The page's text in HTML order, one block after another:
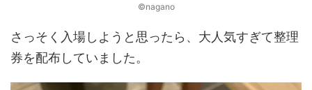
©nagano
さっそく入場しようと思ったら、大人気すぎて整理
券を配布していました。